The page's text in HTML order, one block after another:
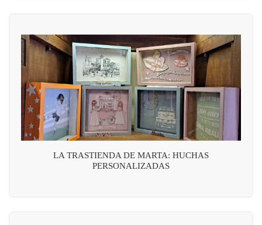
LA TRASTIENDA DE MARTA: HUCHAS
PERSONALIZADAS